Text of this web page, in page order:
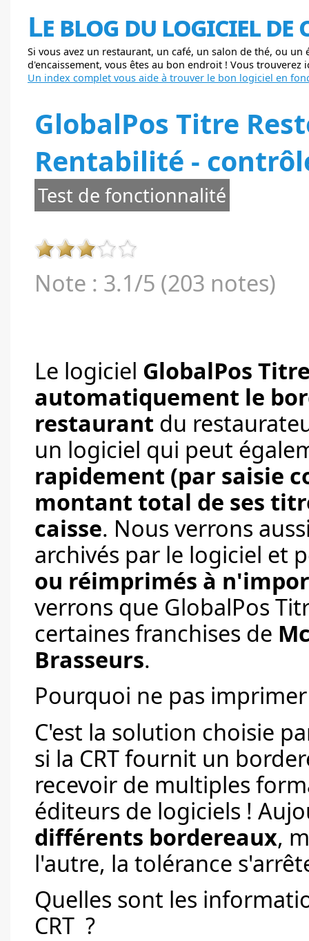
Le blog du logiciel de
Si vous avez un restaurant, un café, un salon de thé, ou
d'encaissement, vous êtes au bon endroit ! Vous
Un index complet vous aide à trouver le bon logiciel en
GlobalPos Titre
Rentabilité -
Test de fonctionnalité
Note : 3.1/5 (203 notes)
Le logiciel GlobalPos
automatiquement le
restaurant du
un logiciel qui peut
rapidement (par saisie
montant total de ses
caisse. Nous verrons
archivés par le logiciel et
ou réimprimés à
verrons que GlobalPos
certaines franchises de
Brasseurs.
Pourquoi ne pas
C'est la solution choisie
si la CRT fournit un
recevoir de multiples
éditeurs de logiciels !
différents bordereaux,
l'autre, la tolérance
Quelles sont les
CRT ?